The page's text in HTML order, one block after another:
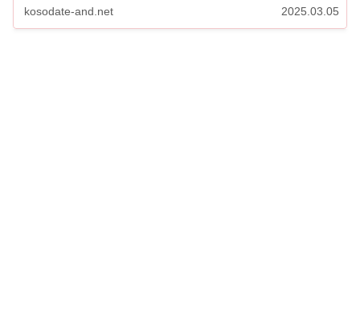
kosodate-and.net 2025.03.05